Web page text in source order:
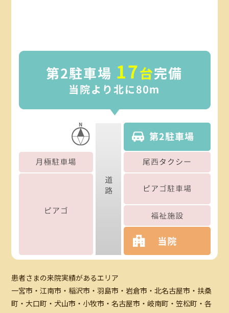
患者さまの来院実績があるエリア
一宮市・江南市・稲沢市・羽島市・岩倉市・北名古屋市・扶桑
町・大口町・犬山市・小牧市・名古屋市・岐南町・笠松町・各